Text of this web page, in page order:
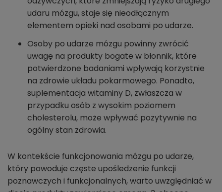
udaru mózgu, staje się nieodłącznym
elementem opieki nad osobami po udarze.
Osoby po udarze mózgu powinny zwrócić
uwagę na produkty bogate w błonnik, które
potwierdzone badaniami wpływają korzystnie
na zdrowie układu pokarmowego. Ponadto,
suplementacja witaminy D, zwłaszcza w
przypadku osób z wysokim poziomem
cholesterolu, może wpływać pozytywnie na
ogólny stan zdrowia.
W kontekście funkcjonowania mózgu po udarze,
który powoduje częste upośledzenie funkcji
poznawczych i funkcjonalnych, warto uwzględniać w